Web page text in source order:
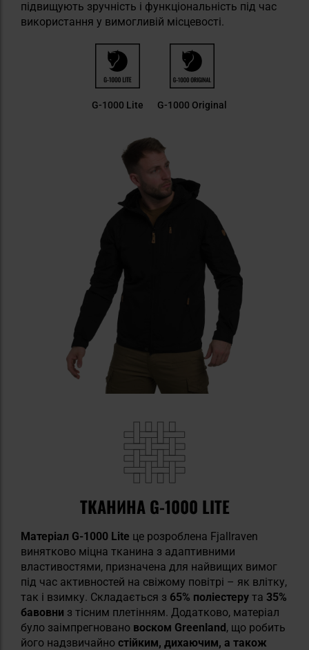
підвищують зручність і функціональність під час
використання у вимогливій місцевості.
G-1000 Lite G-1000 Original
ТКАНИНА G-1000 LITE
Матеріал G-1000 Lite це розроблена Fjallraven
винятково міцна тканина з адаптивними
властивостями, призначена для найвищих вимог
під час активностей на свіжому повітрі – як влітку,
так і взимку. Складається з 65% поліестеру та 35%
бавовни з тісним плетінням. Додатково, матеріал
було заімпрегновано воском Greenland, що робить
його надзвичайно стійким, дихаючим, а також